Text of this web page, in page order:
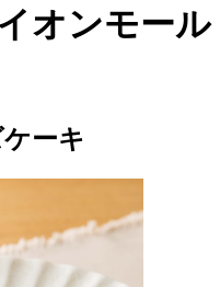
オンモール
ーキ